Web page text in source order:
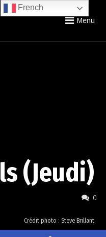
Menu
0
(Jeudi)
Crédit photo : Steve Brillant
French